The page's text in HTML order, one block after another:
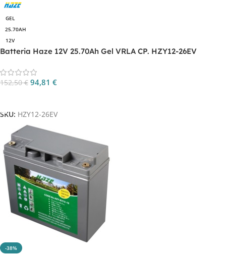
GEL
25.70AH
12V
Batteria Haze 12V 25.70Ah Gel VRLA CP. HZY12-26EV
152,50€ 94,81 €
SKU: HZY12-26EV
-38%